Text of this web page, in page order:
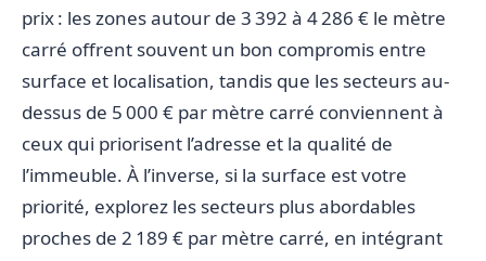
prix : les zones autour de 3 392 à 4 286 € le mètre
carré offrent souvent un bon compromis entre
surface et localisation, tandis que les secteurs au-
dessus de 5 000 € par mètre carré conviennent à
ceux qui priorisent l’adresse et la qualité de
l’immeuble. À l’inverse, si la surface est votre
priorité, explorez les secteurs plus abordables
proches de 2 189 € par mètre carré, en intégrant